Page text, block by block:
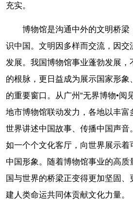
充实。
博物馆是沟通中外的文明桥梁
识中国。文明因多样而交流，因交
发展。我国博物馆事业蓬勃发展，
的根脉，更日益成为展示国家形象
的重要窗口。从广州“无界博物•阅
地市博物馆联动发力，各地以丰富
世界讲述中国故事、传播中国声音
如一个个文化客厅，向世界展示着
中国形象。随着博物馆事业的高质
国与世界的桥梁正变得更加坚固、
建人类命运共同体贡献文化力量。